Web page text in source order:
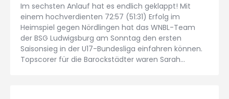
Im sechsten Anlauf hat es endlich geklappt! Mit
einem hochverdienten 72:57 (51:31) Erfolg im
Heimspiel gegen Nördlingen hat das WNBL-Team
der BSG Ludwigsburg am Sonntag den ersten
Saisonsieg in der U17-Bundesliga einfahren können.
Topscorer für die Barockstädter waren Sarah…